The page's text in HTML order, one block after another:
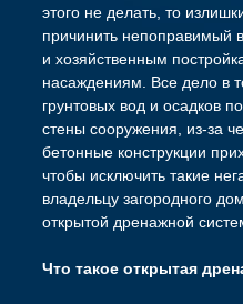
этого не делать, то
причинить непоправимый
и хозяйственным
насаждениям. Все дело в
грунтовых вод и осадков
стены сооружения, из-за
бетонные конструкции
чтобы исключить такие
владельцу загородного
открытой дренажной
Что такое открытая